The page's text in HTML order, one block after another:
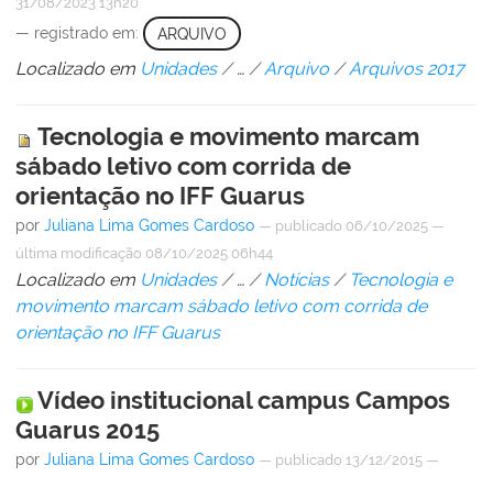
— registrado em: ARQUIVO
Localizado em Unidades /… /Arquivo /Arquivos 2017
Tecnologia e movimento marcam
sábado letivo com corrida de
orientação no IFF Guarus
por Juliana Lima Gomes Cardoso — publicado 06/10/2025 —
última modificação 08/10/2025 06h44
Localizado em Unidades /… /Notícias / Tecnologia e
movimento marcam sábado letivo com corrida de
orientação no IFF Guarus
Vídeo institucional campus Campos
Guarus 2015
por Juliana Lima Gomes Cardoso — publicado 13/12/2015 —